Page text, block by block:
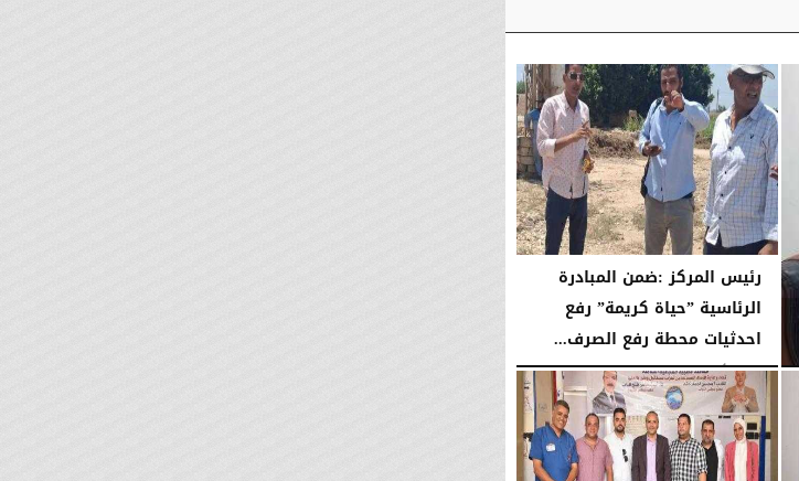
رئيس المركز :ضمن المبادرة
الرئاسية ”حياة كريمة” رفع
احدثيات محطة رفع الصرف...
الثلاثاء، 4 أغسطس 2026 10:09 صـ